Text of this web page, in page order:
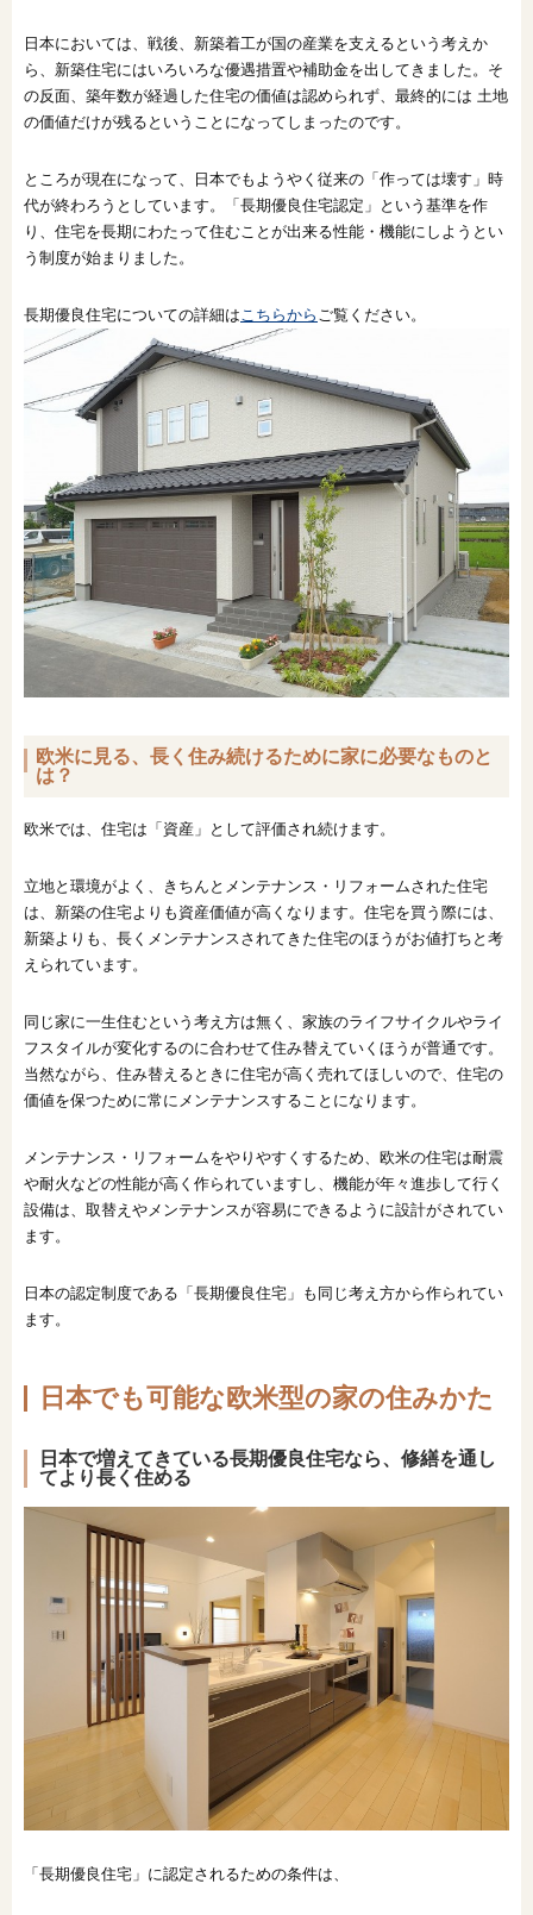
日本においては、戦後、新築着工が国の産業を支えるという考えか
ら、新築住宅にはいろいろな優遇措置や補助金を出してきました。そ
の反面、築年数が経過した住宅の価値は認められず、最終的には 土地
の価値だけが残るということになってしまったのです。
ところが現在になって、日本でもようやく従来の「作っては壊す」時
代が終わろうとしています。「長期優良住宅認定」という基準を作
り、住宅を長期にわたって住むことが出来る性能・機能にしようとい
う制度が始まりました。
長期優良住宅についての詳細は こちらから ご覧ください。
欧米に見る、長く住み続けるために家に必要なものと
は？
欧米では、住宅は「資産」として評価され続けます。
立地と環境がよく、きちんとメンテナンス・リフォームされた住宅
は、新築の住宅よりも資産価値が高くなります。住宅を買う際には、
新築よりも、長くメンテナンスされてきた住宅のほうがお値打ちと考
えられています。
同じ家に一生住むという考え方は無く、家族のライフサイクルやライ
フスタイルが変化するのに合わせて住み替えていくほうが普通です。
当然ながら、住み替えるときに住宅が高く売れてほしいので、住宅の
価値を保つために常にメンテナンスすることになります。
メンテナンス・リフォームをやりやすくするため、欧米の住宅は耐震
や耐火などの性能が高く作られていますし、機能が年々進歩して行く
設備は、取替えやメンテナンスが容易にできるように設計がされてい
ます。
日本の認定制度である「長期優良住宅」も同じ考え方から作られてい
ます。
日本でも可能な欧米型の家の住みかた
日本で増えてきている長期優良住宅なら、修繕を通し
てより長く住める
「長期優良住宅」に認定されるための条件は、